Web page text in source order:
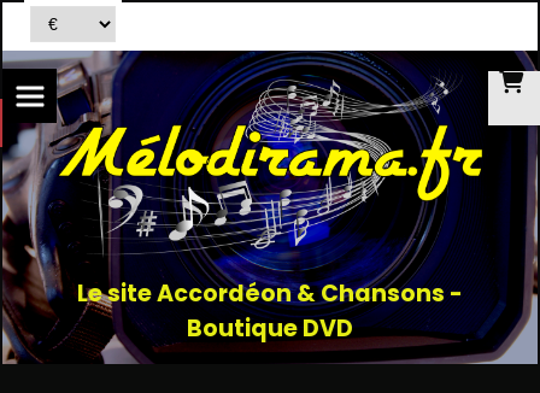
Le site Accordéon & Chansons -
Boutique DVD